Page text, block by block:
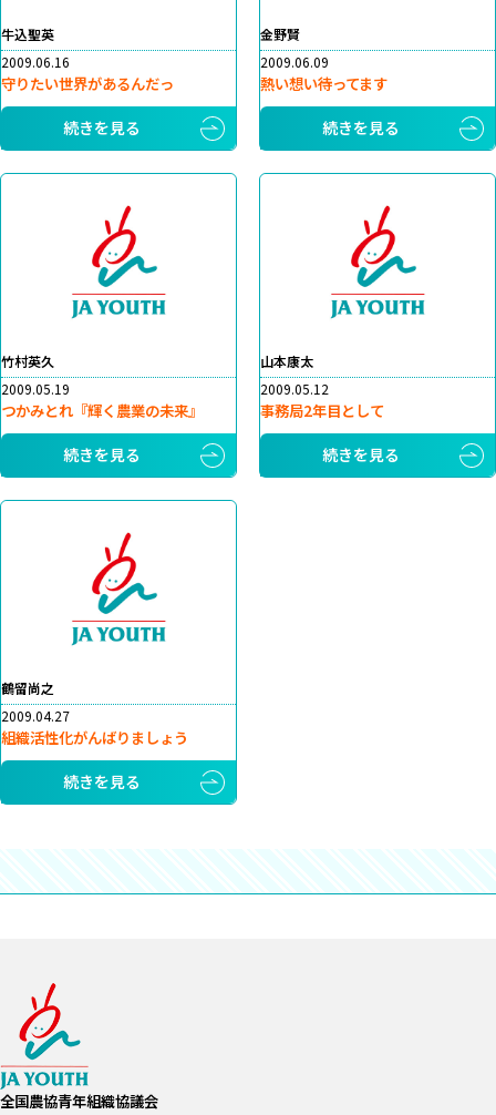
牛込聖英
2009.06.16
守りたい世界があるんだっ
続きを見る
金野賢
2009.06.09
熱い想い待ってます
続きを見る
竹村英久
2009.05.19
つかみとれ『輝く農業の未来』
続きを見る
山本康太
2009.05.12
事務局2年目として
続きを見る
鶴留尚之
2009.04.27
組織活性化がんばりましょう
続きを見る
全国農協青年組織協議会